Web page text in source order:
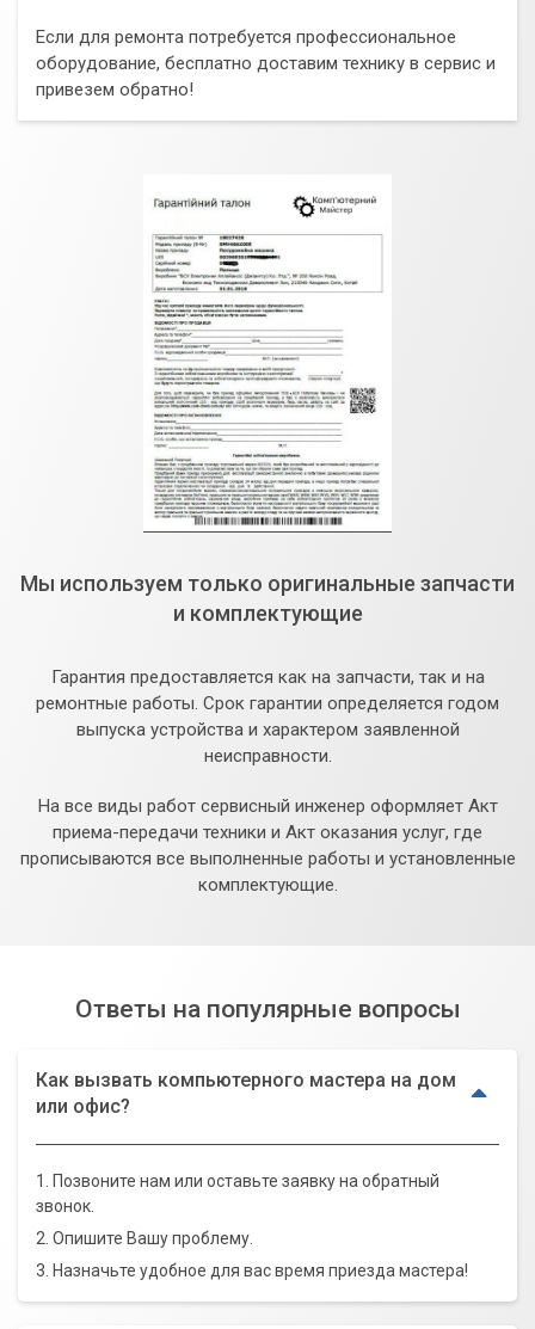
Если для ремонта потребуется профессиональное
оборудование, бесплатно доставим технику в сервис и
привезем обратно!
Мы используем только оригинальные запчасти
и комплектующие
Гарантия предоставляется как на запчасти, так и на
ремонтные работы. Срок гарантии определяется годом
выпуска устройства и характером заявленной
неисправности.
На все виды работ сервисный инженер оформляет Акт
приема-передачи техники и Акт оказания услуг, где
прописываются все выполненные работы и установленные
комплектующие.
Ответы на популярные вопросы
Как вызвать компьютерного мастера на дом
или офис?
1. Позвоните нам или оставьте заявку на обратный
звонок.
2. Опишите Вашу проблему.
3. Назначьте удобное для вас время приезда мастера!